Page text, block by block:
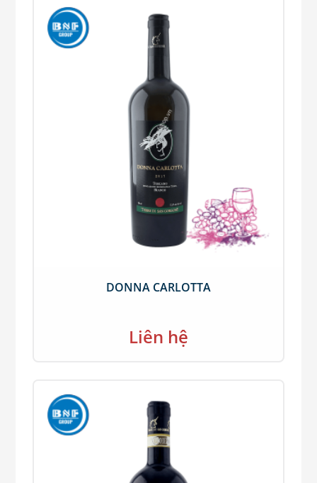
DONNA CARLOTTA
Liên hệ